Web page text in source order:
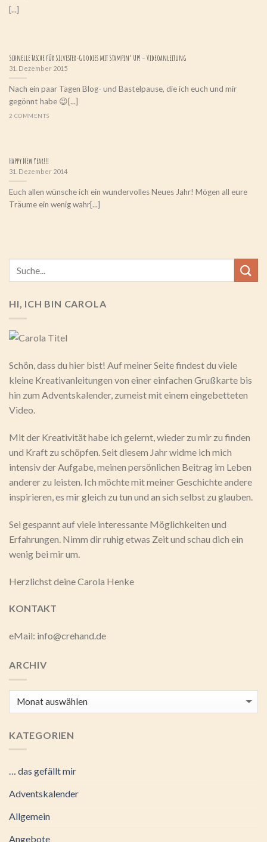
[...]
Schnelle Tasche für Silvester-Goodies mit Stampin‘ Up! – Videoanleitung
31. Dezember 2015
Nach ein paar Tagen Blog- und Bastelpause, die ich euch und mir
gegönnt habe 😉[...]
2 COMMENTS
Happy New Year!!!
31. Dezember 2014
Euch allen wünsche ich ein wundervolles Neues Jahr! Mögen all eure
Träume ein wenig wahr[...]
HI, ICH BIN CAROLA
Schön, dass du hier bist! Auf meiner Seite findest du viele
kleine Kreativanleitungen von einer einfachen Grußkarte bis
hin zum Adventskalender, zumeist mit einem eingebetteten
Video.
Mit der Kreativität habe ich gelernt, wieder zu mir zu finden
und Kraft zu schöpfen. Seit diesem Jahr widme ich mich
intensiv der Aufgabe, meinen persönlichen Beitrag im Leben
anderer zu leisten. Ich möchte mit meiner Geschichte andere
inspirieren, es mir gleich zu tun und an sich selbst zu glauben.
Sei gespannt auf viele interessante Möglichkeiten und
Erfahrungen. Nimm dir ruhig etwas Zeit und schau dich ein
wenig bei mir um.
Herzlichst deine Carola Henke
KONTAKT
eMail: info@crehand.de
ARCHIV
Archiv
KATEGORIEN
… das gefällt mir
Adventskalender
Allgemein
Angebote